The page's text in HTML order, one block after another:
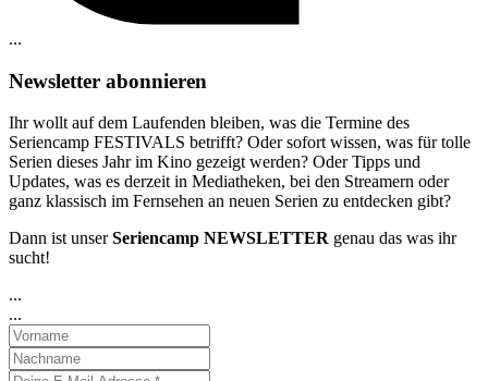
...
Newsletter abonnieren
Ihr wollt auf dem Laufenden bleiben, was die Termine des
Seriencamp FESTIVALS betrifft? Oder sofort wissen, was für tolle
Serien dieses Jahr im Kino gezeigt werden? Oder Tipps und
Updates, was es derzeit in Mediatheken, bei den Streamern oder
ganz klassisch im Fernsehen an neuen Serien zu entdecken gibt?
Dann ist unserSeriencamp NEWSLETTER genau das was ihr
sucht!
...
...